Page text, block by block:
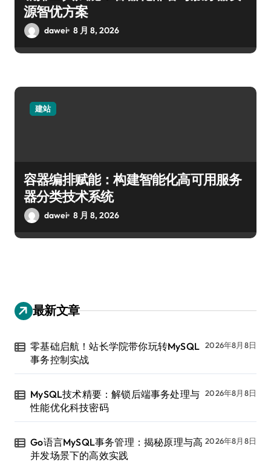
源智优方案
dawei 8 月 8, 2026
建站
容器编排赋能：构建智能化高可用服务
器分类技术系统
dawei 8 月 8, 2026
最新文章
零基础启航！站长学院带你玩转MySQL
事务控制实战
2026年8月8日
MySQL技术精要：解锁后端事务处理与
性能优化科技密码
2026年8月8日
Go语言MySQL事务管理：揭秘原理与高
并发场景下的高效实践
2026年8月8日